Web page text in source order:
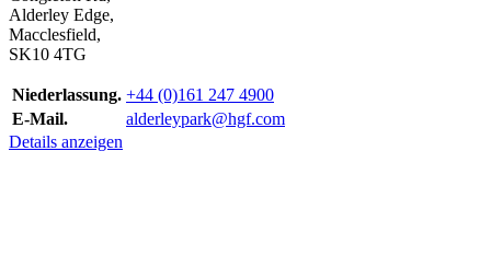
Alderley Edge,
Macclesfield,
SK10 4TG
Niederlassung. +44 (0)161 247 4900
E-Mail.
alderleypark@hgf.com
Details anzeigen